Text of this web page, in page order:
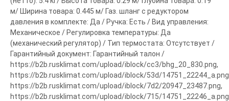
м/ Ширина товара: 0.445 м/ Газ. шланг с редуктором
давления в комплекте: Да / Ручка: Есть / Вид управления:
Механическое / Регулировка температуры: Да
(механический регулятор) / Тип термостата: Отсутствует /
Гарантийный документ: Гарантийный талон /
https://b2b.rusklimat.com/upload/iblock/cc3/bhg_20_830.png,
https://b2b.rusklimat.com/upload/iblock/53d/
https://b2b.rusklimat.com/upload/iblock/7d2/20947_23487.png,
https://b2b.rusklimat.com/upload/iblock/715/